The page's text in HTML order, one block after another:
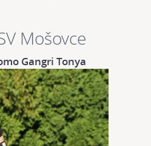
Mošovce
Gangri Tonya